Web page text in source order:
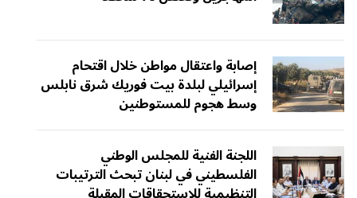
إصابة واعتقال مواطن خلال اقتحام
إسرائيلي لبلدة بيت فوريك شرق نابلس
وسط هجوم للمستوطنين
اللجنة الفنية للمجلس الوطني
الفلسطيني في لبنان تبحث الترتيبات